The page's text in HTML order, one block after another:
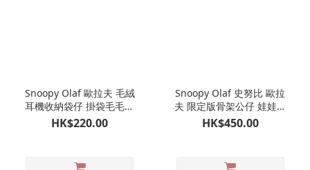
Snoopy Olaf 歐拉夫 毛絨
耳機收納袋仔 掛袋毛毛收
納袋仔 AirPods收納包 耳
機包
HK$220.00
Snoopy Olaf 史努比 歐拉
夫 限定版骨架公仔 娃娃玩
偶
HK$450.00